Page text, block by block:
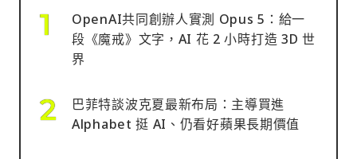
OpenAI共同創辦人實測 Opus 5：給一
段《魔戒》文字，AI 花 2 小時打造 3D 世
界
巴菲特談波克夏最新布局：主導買進
Alphabet 挺 AI、仍看好蘋果長期價值